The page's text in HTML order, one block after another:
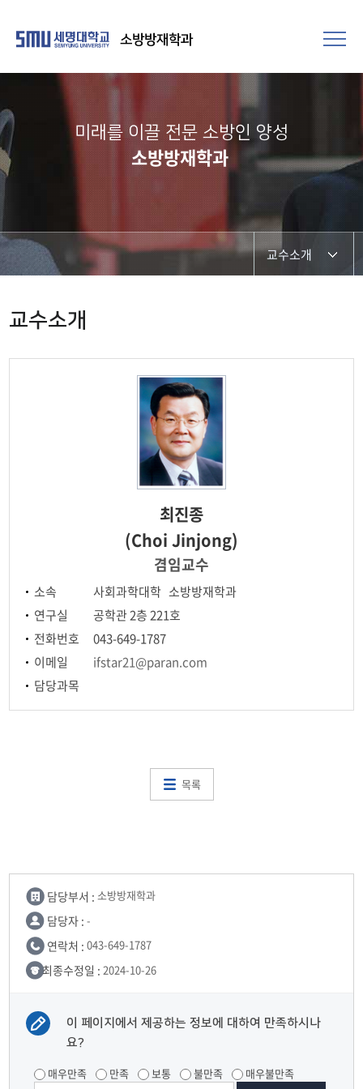
소방방재학과
미래를 이끌 전문 소방인 양성
소방방재학과
교수소개
교수소개
최진종
(Choi Jinjong)
겸임교수
소속
사회과학대학 소방방재학과
연구실
공학관 2층 221호
전화번호
043-649-1787
이메일
ifstar21@paran.com
담당과목
목록
담당부서 : 소방방재학과
담당자 : -
연락처 : 043-649-1787
최종수정일 : 2024-10-26
이 페이지에서 제공하는 정보에 대하여 만족하시나
요?
매우만족 만족 보통 불만족 매우불만족